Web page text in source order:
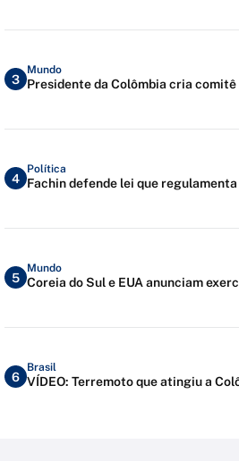
3
Mundo
Presidente da Colômbia cria
4
Política
Fachin defende lei que
5
Mundo
Coreia do Sul e EUA anunciam
6
Brasil
VÍDEO: Terremoto que atingiu a